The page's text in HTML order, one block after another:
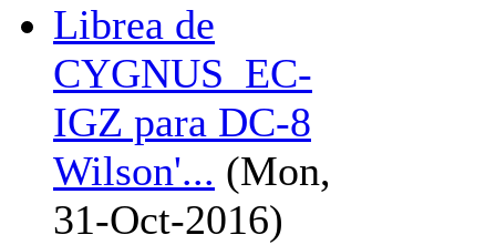
Librea de
CYGNUS_EC-
IGZ para DC-8
Wilson'... (Mon,
31-Oct-2016)